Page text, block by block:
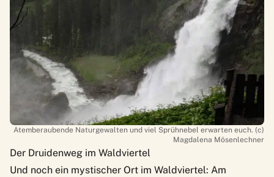
Atemberaubende Naturgewalten und viel Sprühnebel erwarten euch. (c)
Magdalena Mösenlechner
Der Druidenweg im Waldviertel
Und noch ein mystischer Ort im Waldviertel: Am